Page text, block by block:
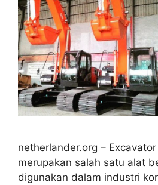
netherlander.org –
merupakan salah satu alat
digunakan dalam industri